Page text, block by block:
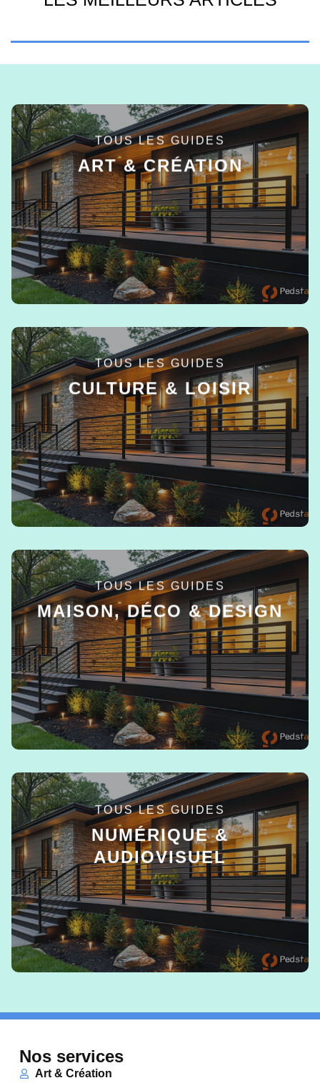
TOUS LES GUIDES
ART & CRÉATION
EN SAVOIR +
TOUS LES GUIDES
CULTURE & LOISIR
EN SAVOIR +
TOUS LES GUIDES
MAISON, DÉCO & DESIGN
EN SAVOIR +
TOUS LES GUIDES
NUMÉRIQUE &
AUDIOVISUEL
EN SAVOIR +
Nos services
Art & Création